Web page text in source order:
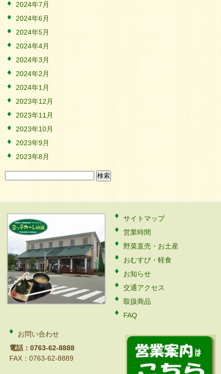
2024年7月
2024年6月
2024年5月
2024年4月
2024年3月
2024年2月
2024年1月
2023年12月
2023年11月
2023年10月
2023年9月
2023年8月
サイトマップ
営業時間
野菜直売・お土産
おむすび・軽食
お知らせ
交通アクセス
取扱商品
FAQ
お問い合わせ
電話：0763-62-8888
FAX：0763-62-8889